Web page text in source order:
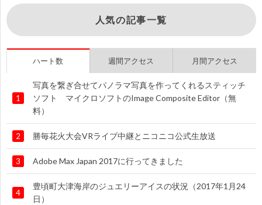
人気の記事一覧
ハート数 週間アクセス 月間アクセス
1
写真を繋ぎ合せてパノラマ写真を作ってくれるスティッチ
ソフト マイクロソフトのImage Composite Editor（無
料）
2 勝毎花火大会VRライブ中継とニコニコ公式生放送
3 Adobe Max Japan 2017に行ってきました
4
豊頃町大津海岸のジュエリーアイスの状況（2017年1月24
日）